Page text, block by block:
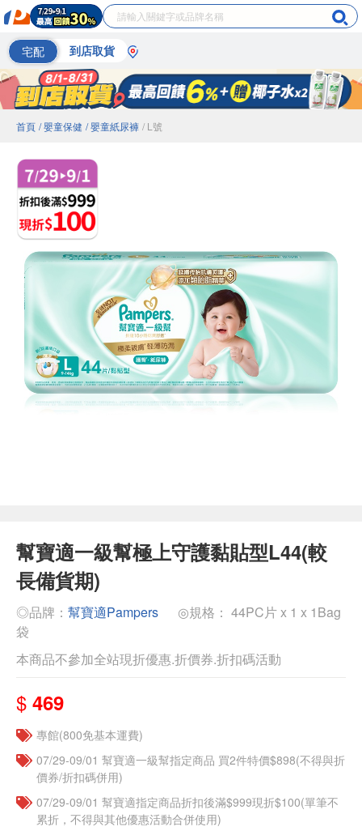
宅配 到店取貨
首頁 / 嬰童保健 / 嬰童紙尿褲 / L號
幫寶適一級幫極上守護黏貼型L44(較
長備貨期)
◎品牌： 幫寶適Pampers
◎規格： 44PC片 x 1 x 1Bag
袋
本商品不參加全站現折優惠.折價券.折扣碼活動
$ 469
專館(800免基本運費)
07/29-09/01 幫寶適一級幫指定商品 買2件特價$898(不得與折
價券/折扣碼併用)
07/29-09/01 幫寶適指定商品折扣後滿$999現折$100(單筆不
累折，不得與其他優惠活動合併使用)